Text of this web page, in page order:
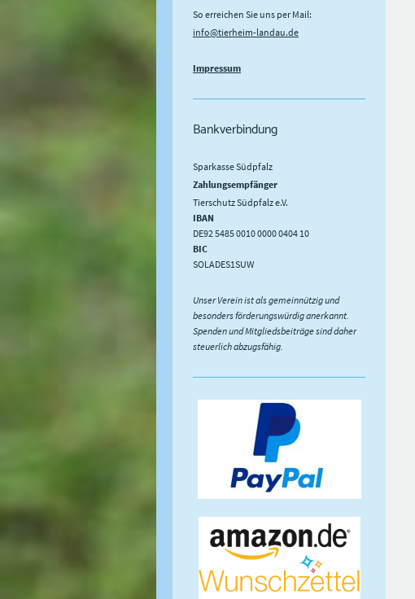
So erreichen Sie uns per Mail:
info@tierheim-landau.de
Impressum
Bankverbindung
Sparkasse Südpfalz
Zahlungsempfänger
Tierschutz Südpfalz e.V.
IBAN
DE92 5485 0010 0000 0404 10
BIC
SOLADES1SUW
Unser Verein ist als gemeinnützig und
besonders förderungswürdig anerkannt.
Spenden und Mitgliedsbeiträge sind daher
steuerlich abzugsfähig.